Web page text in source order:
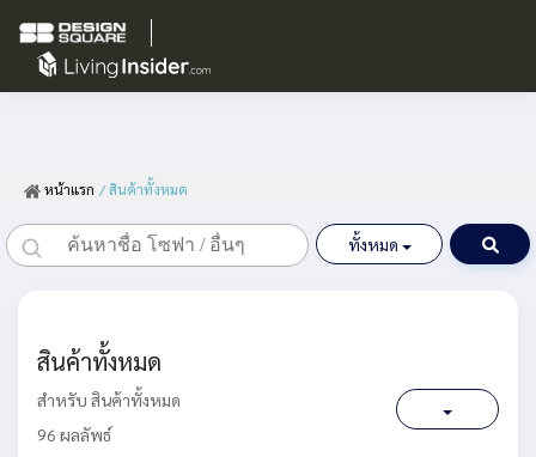
หน้าแรก / สินค้าทั้งหมด
ทั้งหมด
สินค้าทั้งหมด
สำหรับ สินค้าทั้งหมด
96 ผลลัพธ์